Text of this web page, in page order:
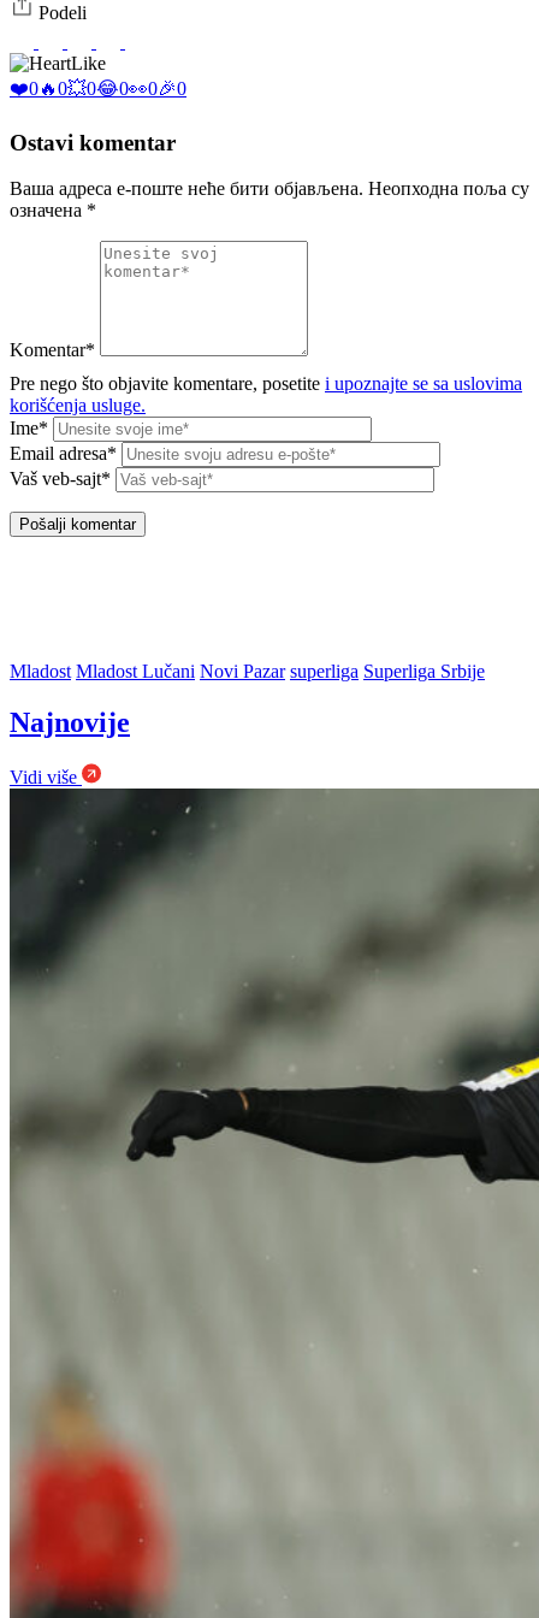
Podeli
Like
❤️0🔥0💥0😂0👀0🎉0
Ostavi komentar
Ваша адреса е-поште неће бити објављена. Неопходна поља су
означена *
Komentar*
Pre nego što objavite komentare, posetite i upoznajte se sa uslovima
korišćenja usluge.
Ime*
Email adresa*
Vaš veb-sajt*
Mladost Mladost Lučani Novi Pazar superliga Superliga Srbije
Najnovije
Vidi više